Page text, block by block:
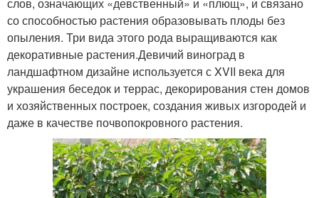
со способностью растения образовывать плоды без
опыления. Три вида этого рода выращиваются как
декоративные растения.Девичий виноград в
ландшафтном дизайне используется с XVII века для
украшения беседок и террас, декорирования стен домов
и хозяйственных построек, создания живых изгородей и
даже в качестве почвопокровного растения.